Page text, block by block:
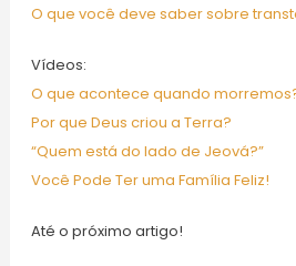
O que você deve saber sobre
Vídeos:
O que acontece quando
Por que Deus criou a Terra?
“Quem está do lado de Jeová?”
Você Pode Ter uma Família Feliz!
Até o próximo artigo!